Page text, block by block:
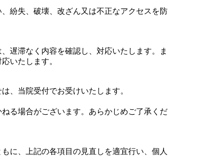
紛失、破壊、改ざん又は不正なアクセスを防
遅滞なく内容を確認し、対応いたします。ま
いたします。
、当院受付でお受けいたします。
る場合がございます。あらかじめご了承くだ
に、上記の各項目の見直しを適宜行い、個人